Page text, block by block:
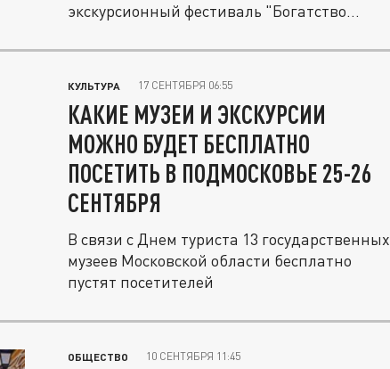
экскурсионный фестиваль "Богатство
КУЛЬТУРА 17 СЕНТЯБРЯ 06:55
КАКИЕ МУЗЕИ И ЭКСКУРСИИ
МОЖНО БУДЕТ БЕСПЛАТНО
ПОСЕТИТЬ В ПОДМОСКОВЬЕ 25-26
СЕНТЯБРЯ
В связи с Днем туриста 13 государственных
музеев Московской области бесплатно
пустят посетителей
ОБЩЕСТВО 10 СЕНТЯБРЯ 11:45